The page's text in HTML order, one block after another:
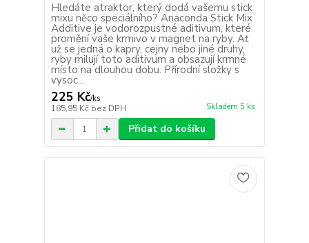
Hledáte atraktor, který dodá vašemu stick
mixu něco speciálního? Anaconda Stick Mix
Additive je vodorozpustné aditivum, které
promění vaše krmivo v magnet na ryby. Ať
už se jedná o kapry, cejny nebo jiné druhy,
ryby milují toto aditivum a obsazují krmné
místo na dlouhou dobu. Přírodní složky s
vysoc...
225 Kč/ks
185,95 Kč bez DPH Skladem 5 ks
Přidat do košíku